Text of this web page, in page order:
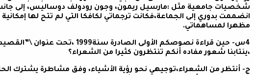
شخصيات جامعية مثل :مارسيل ريمون، وجون رودولف دوساليس، إلى جانب
انضممت بدوري إلى الجماعة،فكانت ترجماتي لكافكا التي لم تتح لها
مظهرا لمساهماتي.
،ينتابنا شعور مفاده أنكم تنتظرون كثيرا من الشعراء؟
ج- أنتظر من الشعراء،توجيهي نحو رؤية الأشياء، وفق مشاطرة يشترك